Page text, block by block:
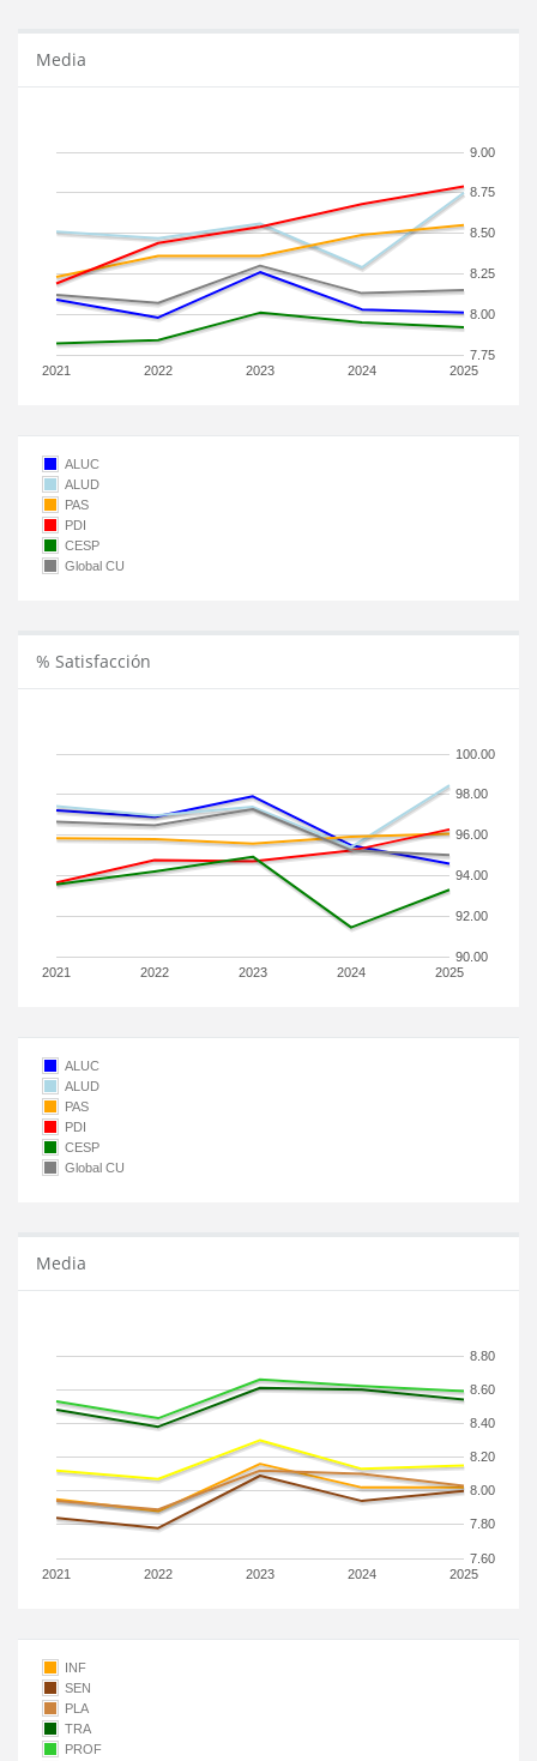
Media
2021 2022 2023 2024 2025
7.75
8.00
8.25
8.50
8.75
9.00
ALUC
ALUD
PAS
PDI
CESP
Global CU
% Satisfacción
2021 2022 2023 2024 2025
90.00
92.00
94.00
96.00
98.00
100.00
ALUC
ALUD
PAS
PDI
CESP
Global CU
Media
2021 2022 2023 2024 2025
7.60
7.80
8.00
8.20
8.40
8.60
8.80
INF
SEN
PLA
TRA
PROF